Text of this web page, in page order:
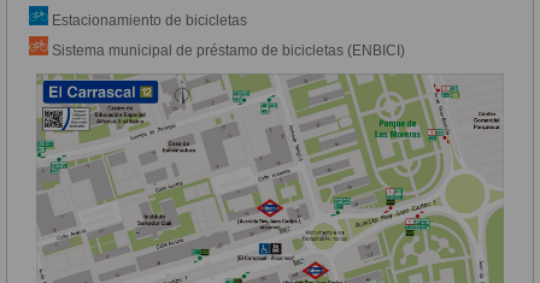
Estacionamiento de bicicletas
Sistema municipal de préstamo de bicicletas (ENBICI)